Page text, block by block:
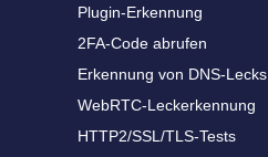
Plugin-Erkennung
2FA-Code abrufen
Erkennung von DNS-Lecks
WebRTC-Leckerkennung
HTTP2/SSL/TLS-Tests